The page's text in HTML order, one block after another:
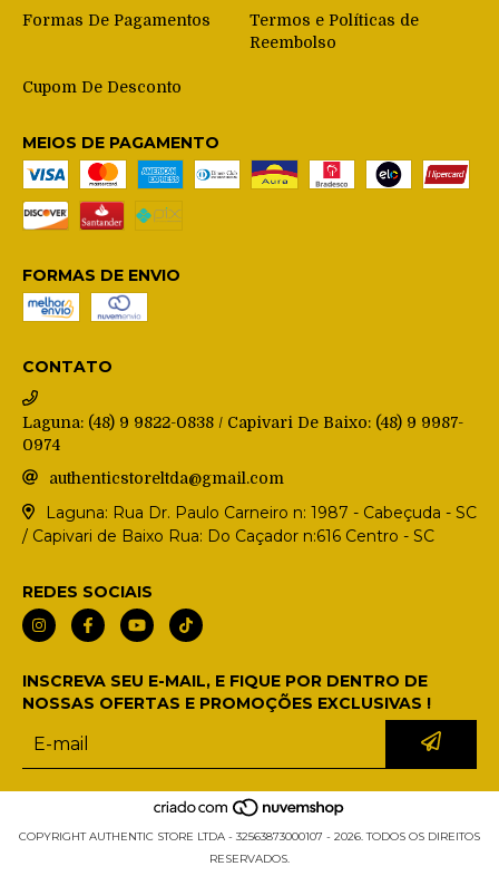
Formas De Pagamentos
Termos e Políticas de
Reembolso
Cupom De Desconto
MEIOS DE PAGAMENTO
FORMAS DE ENVIO
CONTATO
Laguna: (48) 9 9822-0838 / Capivari De Baixo: (48) 9 9987-
0974
authenticstoreltda@gmail.com
Laguna: Rua Dr. Paulo Carneiro n: 1987 - Cabeçuda - SC
/ Capivari de Baixo Rua: Do Caçador n:616 Centro - SC
REDES SOCIAIS
INSCREVA SEU E-MAIL, E FIQUE POR DENTRO DE
NOSSAS OFERTAS E PROMOÇÕES EXCLUSIVAS !
COPYRIGHT AUTHENTIC STORE LTDA - 32563873000107 - 2026. TODOS OS DIREITOS
RESERVADOS.